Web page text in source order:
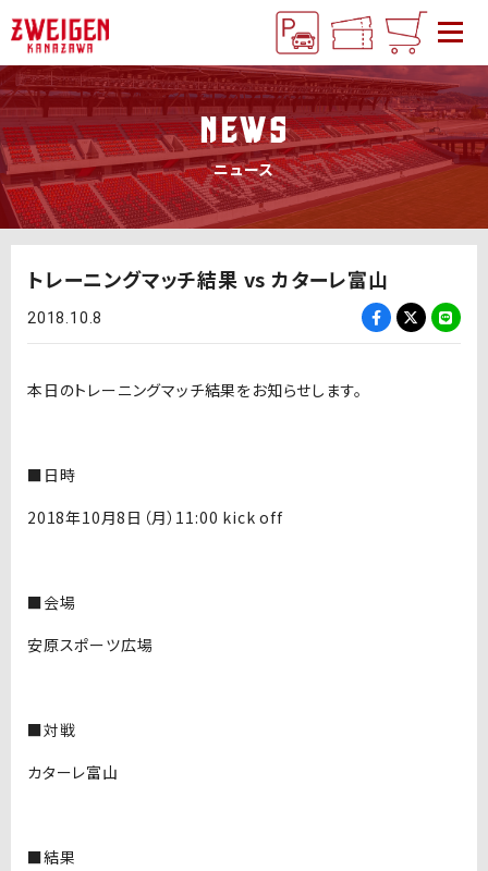
NEWS
ニュース
トレーニングマッチ結果 vs カターレ富山
2018.10.8
本日のトレーニングマッチ結果をお知らせします。
■日時
2018年10月8日（月）11:00 kick off
■会場
安原スポーツ広場
■対戦
カターレ富山
■結果